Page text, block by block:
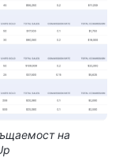
на